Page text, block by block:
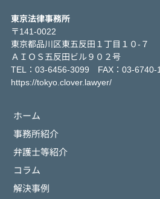
東京法律事務所
〒141-0022
東京都品川区東五反田１丁目１０-７
ＡＩＯＳ五反田ビル９０２号
TEL：03-6456-3099 FAX：03-6740-
https://tokyo.clover.lawyer/
ホーム
事務所紹介
弁護士等紹介
コラム
解決事例